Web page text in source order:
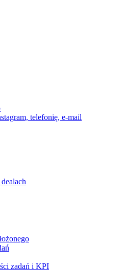
telefonię, e-mail
zadań i KPI